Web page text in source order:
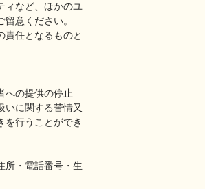
ィなど、ほかのユ
意ください。
責任となるものと
への提供の停止
いに関する苦情又
を行うことができ
所・電話番号・生